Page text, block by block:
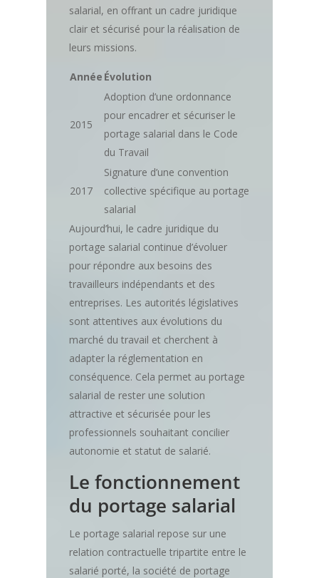
salarial, en offrant un cadre juridique
clair et sécurisé pour la réalisation de
leurs missions.
Année Évolution
2015
Adoption d’une ordonnance
pour encadrer et sécuriser le
portage salarial dans le Code
du Travail
2017
Signature d’une convention
collective spécifique au portage
salarial
Aujourd’hui, le cadre juridique du
portage salarial continue d’évoluer
pour répondre aux besoins des
travailleurs indépendants et des
entreprises. Les autorités législatives
sont attentives aux évolutions du
marché du travail et cherchent à
adapter la réglementation en
conséquence. Cela permet au portage
salarial de rester une solution
attractive et sécurisée pour les
professionnels souhaitant concilier
autonomie et statut de salarié.
Le fonctionnement
du portage salarial
Le portage salarial repose sur une
relation contractuelle tripartite entre le
salarié porté, la société de portage